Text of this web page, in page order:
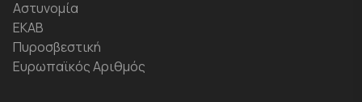
Αστυνομία
ΕΚΑΒ
Πυροσβεστική
Ευρωπαϊκός Αριθμός